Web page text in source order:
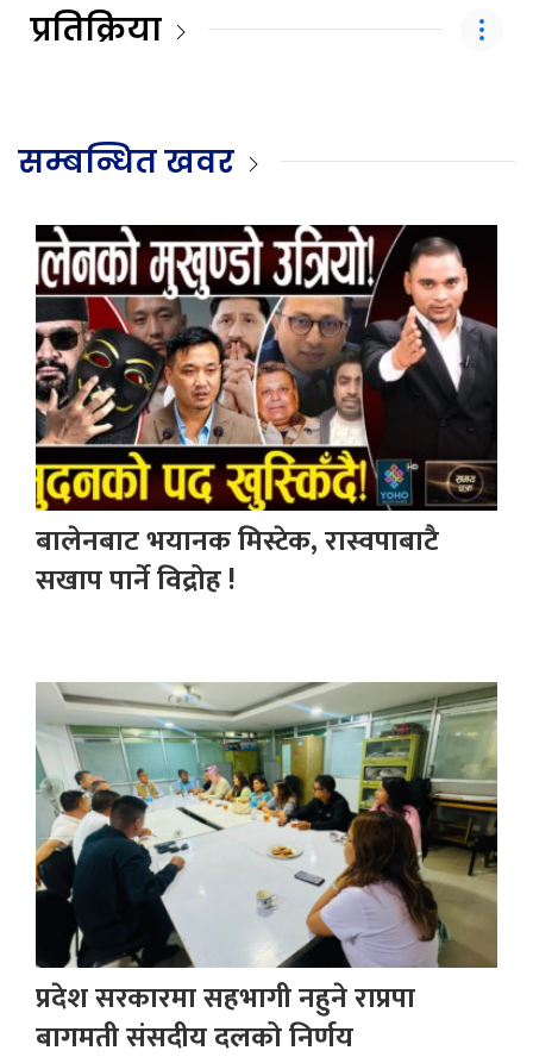
प्रतिक्रिया
सम्बन्धित खवर
बालेनबाट भयानक मिस्टेक, रास्वपाबाटै
सखाप पार्ने विद्रोह !
प्रदेश सरकारमा सहभागी नहुने राप्रपा
बागमती संसदीय दलको निर्णय